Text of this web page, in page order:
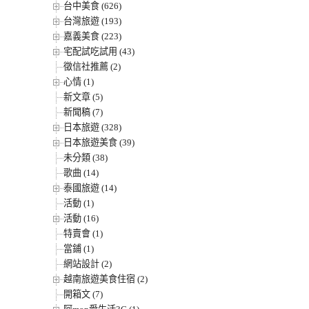
台中美食 (626)
台灣旅遊 (193)
嘉義美食 (223)
宅配試吃試用 (43)
徵信社推薦 (2)
心情 (1)
新文章 (5)
新聞稿 (7)
日本旅遊 (328)
日本旅遊美食 (39)
未分類 (38)
歌曲 (14)
泰國旅遊 (14)
活動 (1)
活動 (16)
特賣會 (1)
當鋪 (1)
網站設計 (2)
越南旅遊美食住宿 (2)
開箱文 (7)